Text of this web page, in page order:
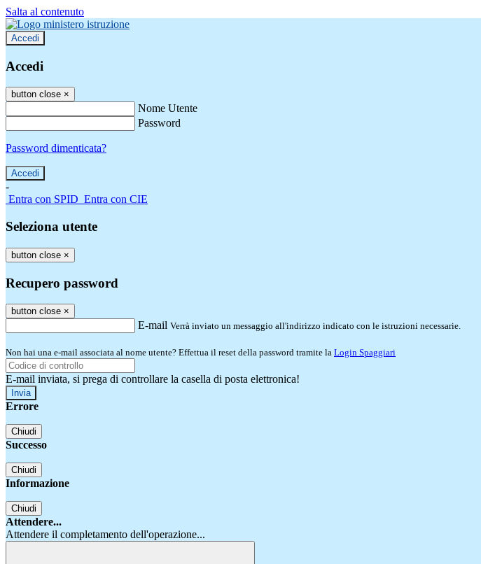
Salta al contenuto
Accedi
Accedi
button close ×
Nome Utente
Password
Password dimenticata?
-
Entra con SPID Entra con CIE
Seleziona utente
button close ×
Recupero password
button close ×
E-mail Verrà inviato un messaggio all'indirizzo indicato con le istruzioni necessarie.
Non hai una e-mail associata al nome utente? Effettua il reset della password tramite la Login Spaggiari
E-mail inviata, si prega di controllare la casella di posta elettronica!
Errore
Chiudi
Successo
Chiudi
Informazione
Chiudi
Attendere...
Attendere il completamento dell'operazione...